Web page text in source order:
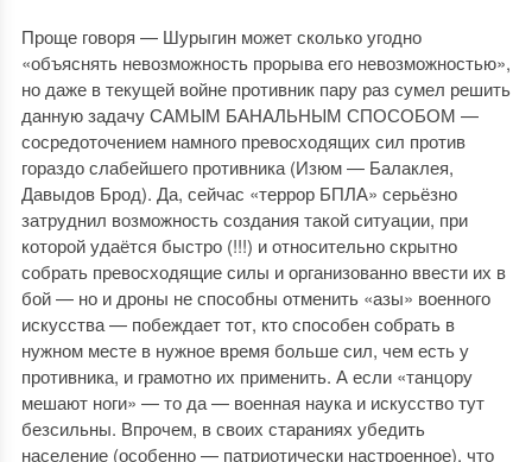
Проще говоря — Шурыгин может сколько угодно
«объяснять невозможность прорыва его невозможностью»,
но даже в текущей войне противник пару раз сумел решить
данную задачу САМЫМ БАНАЛЬНЫМ СПОСОБОМ —
сосредоточением намного превосходящих сил против
гораздо слабейшего противника (Изюм — Балаклея,
Давыдов Брод). Да, сейчас «террор БПЛА» серьёзно
затруднил возможность создания такой ситуации, при
которой удаётся быстро (!!!) и относительно скрытно
собрать превосходящие силы и организованно ввести их в
бой — но и дроны не способны отменить «азы» военного
искусства — побеждает тот, кто способен собрать в
нужном месте в нужное время больше сил, чем есть у
противника, и грамотно их применить. А если «танцору
мешают ноги» — то да — военная наука и искусство тут
безсильны. Впрочем, в своих стараниях убедить
население (особенно — патриотически настроенное), что